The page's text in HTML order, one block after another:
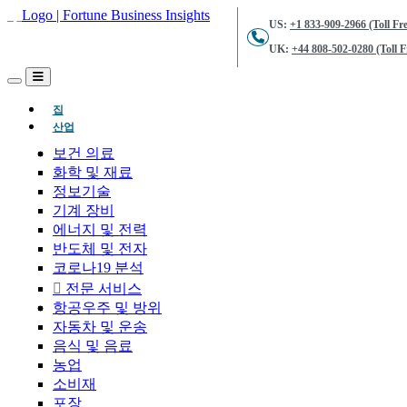
US: +1 833-909-2966 (Toll
UK: +44 808-502-0280 (Toll
집(현재의)
산업
보건 의료
화학 및 재료
정보기술
기계 장비
에너지 및 전력
반도체 및 전자
코로나19 분석
전문 서비스
항공우주 및 방위
자동차 및 운송
음식 및 음료
농업
소비재
포장